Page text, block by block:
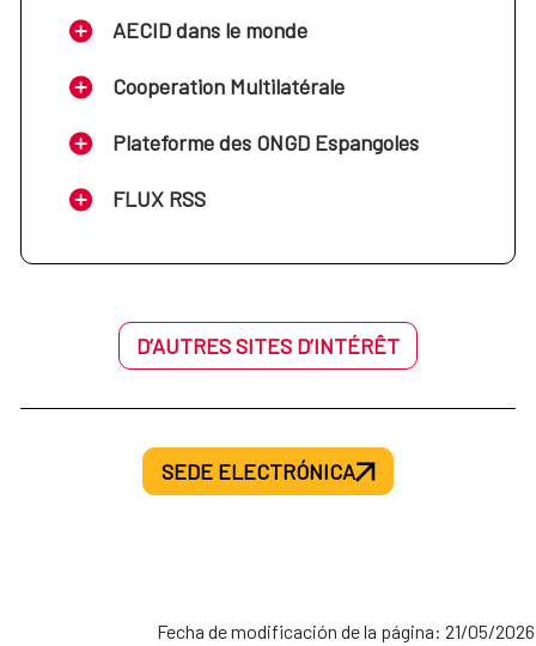
AECID dans le monde
Cooperation Multilatérale
Plateforme des ONGD Espangoles
FLUX RSS
D’AUTRES SITES D’INTÉRÊT
SEDE ELECTRÓNICA
Fecha de modificación de la página: 21/05/2026